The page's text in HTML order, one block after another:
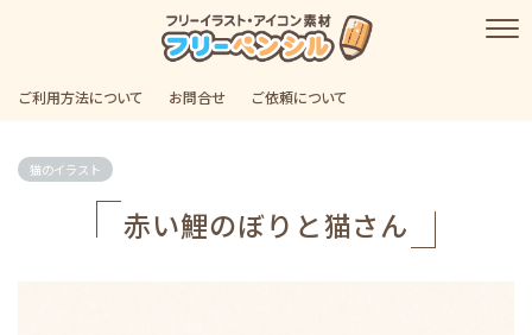
ご利用方法について お問合せ ご依頼について
猫のイラスト
赤い鯉のぼりと猫さん